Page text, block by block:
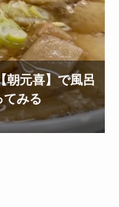
朝元喜】で風呂
てみる